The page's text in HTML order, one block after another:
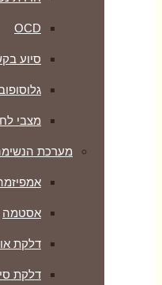
OCD
סיוע
מצבי
מערכת
אסטמה
דלקת
דלקת